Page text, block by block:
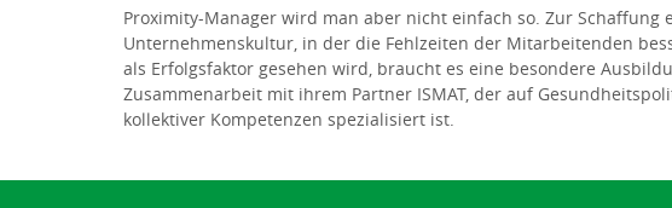
Proximity-Manager wird man aber nicht einfach so. Zur
Unternehmenskultur, in der die Fehlzeiten der Mitarbeitenden
als Erfolgsfaktor gesehen wird, braucht es eine besondere
Zusammenarbeit mit ihrem Partner ISMAT, der auf
kollektiver Kompetenzen spezialisiert ist.